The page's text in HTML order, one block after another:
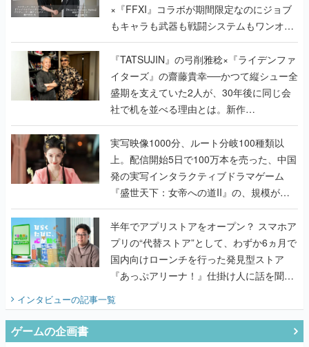
×『FFXI』コラボが期間限定なのにジョブ
もキャラも武器も戦闘システムもワンオフ
で作り込まれた理由を両ディレクターに聞
く
『TATSUJIN』の弓削雅稔×『ライデンファ
イターズ』の齋藤貴幸──かつて縦シュー全
盛期を支えていた2人が、30年後に同じ会
社で机を並べる理由とは。新作
『TATSUJIN EXTREME』で初タッグを組
んだレジェンド2人に訊く開発秘話
実写映像1000分、ルート分岐100種類以
上。配信開始5日で100万本を売った、中国
発の実写インタラクティブドラマゲーム
『盛世天下：女帝への道II』の、規模が違
うこだわりをプロデューサーに聞いた
半年でアプリストアをオープン？ スマホア
プリの“代替ストア”として、わずか6ヵ月で
国内向けローンチを行った発見型ストア
『あっぷアリーナ！』仕掛け人に話を聞い
インタビューの記事一覧
ゲームの企画書